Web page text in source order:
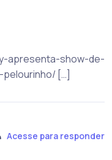
apresenta-show-de-
[…]
Acesse para responder